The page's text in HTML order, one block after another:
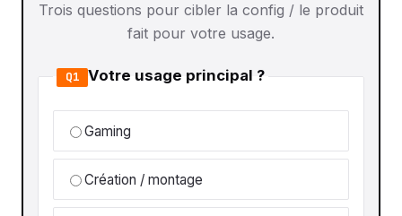
Trois questions pour cibler la config / le produit
fait pour votre usage.
Q1 Votre usage principal ?
Gaming
Création / montage